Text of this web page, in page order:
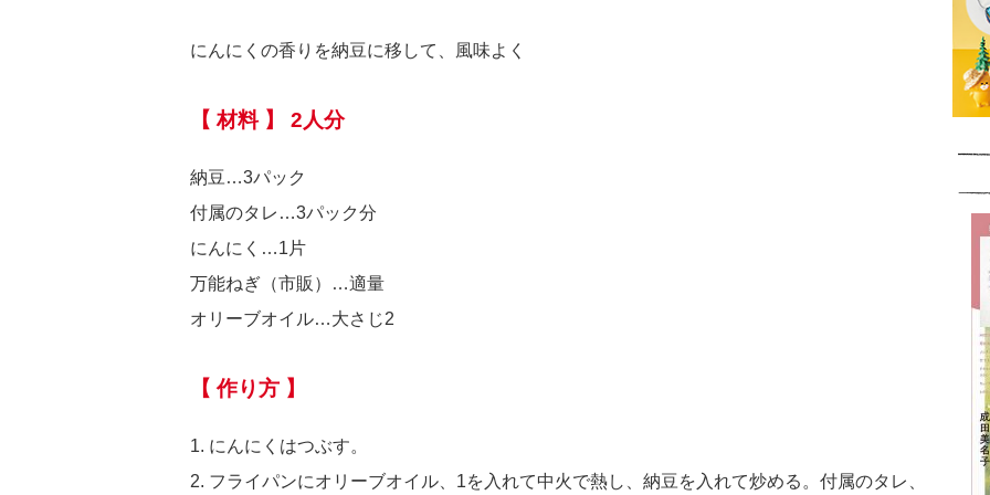
にんにくの香りを納豆に移して、風味よく
【 材料 】 2人分
納豆…3パック
付属のタレ…3パック分
にんにく…1片
万能ねぎ（市販）…適量
オリーブオイル…大さじ2
【 作り方 】
1. にんにくはつぶす。
2. フライパンにオリーブオイル、1を入れて中火で熱し、納豆を入れて炒める。付属のタレ、